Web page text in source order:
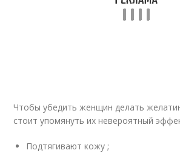
Чтобы убедить женщин делать
стоит упомянуть их невероятный
Подтягивают кожу ;